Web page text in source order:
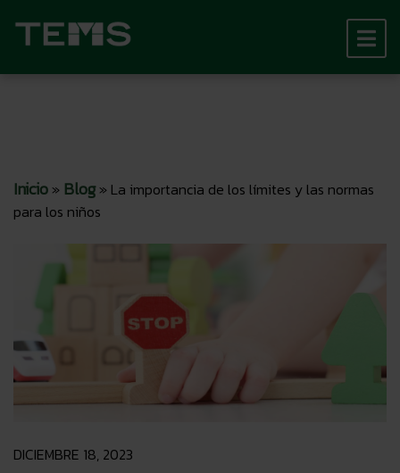
Inicio» Blog» La importancia de los límites y las normas
para los niños
DICIEMBRE 18, 2023